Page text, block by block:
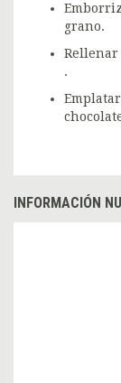
grano.
.
INFORMACIÓN